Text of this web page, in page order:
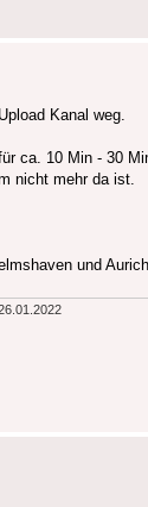
Kanal weg.
ca. 10 Min - 30
nicht mehr da ist.
und Aurich